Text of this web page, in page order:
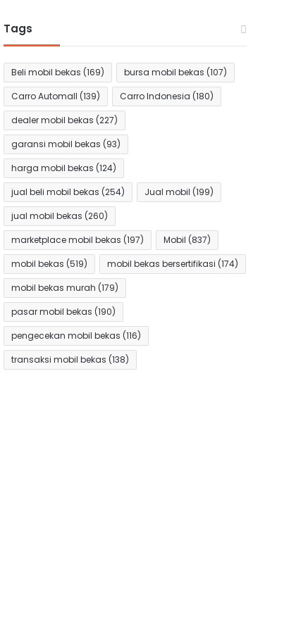
Tags
Beli mobil bekas (169) bursa mobil bekas (107)
Carro Automall (139) Carro Indonesia (180)
dealer mobil bekas (227)
garansi mobil bekas (93)
harga mobil bekas (124)
jual beli mobil bekas (254) Jual mobil (199)
jual mobil bekas (260)
marketplace mobil bekas (197) Mobil (837)
mobil bekas (519) mobil bekas bersertifikasi (174)
mobil bekas murah (179)
pasar mobil bekas (190)
pengecekan mobil bekas (116)
transaksi mobil bekas (138)